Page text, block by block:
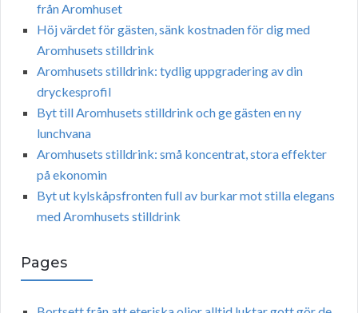
från Aromhuset
Höj värdet för gästen, sänk kostnaden för dig med
Aromhusets stilldrink
Aromhusets stilldrink: tydlig uppgradering av din
dryckesprofil
Byt till Aromhusets stilldrink och ge gästen en ny
lunchvana
Aromhusets stilldrink: små koncentrat, stora effekter
på ekonomin
Byt ut kylskåpsfronten full av burkar mot stilla elegans
med Aromhusets stilldrink
Pages